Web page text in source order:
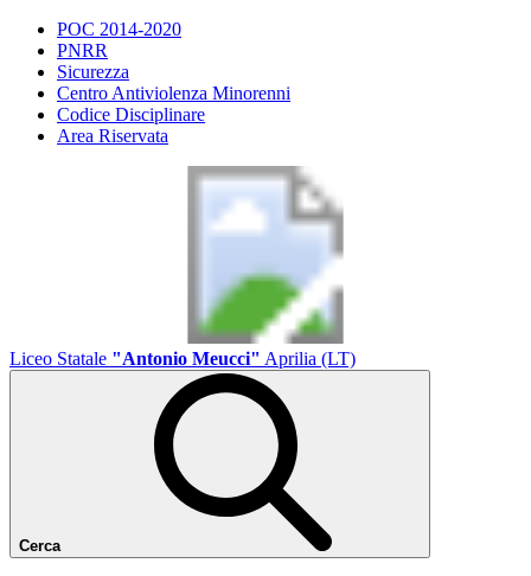
POC 2014-2020
PNRR
Sicurezza
Centro Antiviolenza Minorenni
Codice Disciplinare
Area Riservata
Liceo Statale "Antonio Meucci" Aprilia (LT)
Cerca